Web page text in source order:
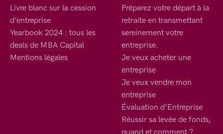
Livre blanc sur la cession
d’entreprise
Yearbook 2024 : tous les
deals de MBA Capital
Mentions légales
Préparez votre départ à la
retraite en transmettant
sereinement votre
entreprise.
Je veux acheter une
entreprise
Je veux vendre mon
entreprise
Évaluation d’Entreprise
Réussir sa levée de fonds,
quand et comment ?